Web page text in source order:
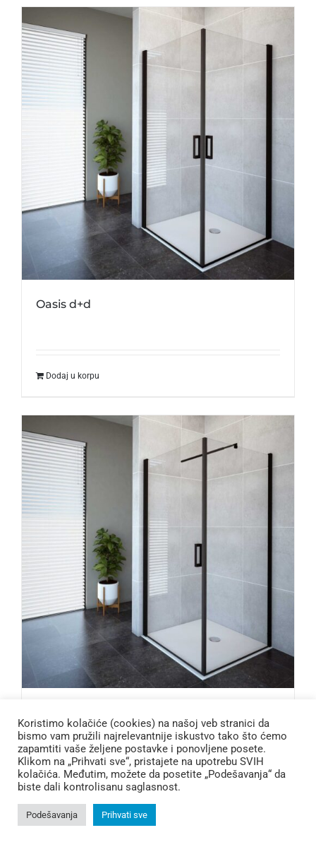
Oasis d+d
Dodaj u korpu
Dodaj u korpu
Koristimo kolačiće (cookies) na našoj veb stranici da
bismo vam pružili najrelevantnije iskustvo tako što ćemo
zapamtiti vaše željene postavke i ponovljene posete.
Klikom na „Prihvati sve“, pristajete na upotrebu SVIH
kolačića. Međutim, možete da posetite „Podešavanja“ da
biste dali kontrolisanu saglasnost.
Podešavanja Prihvati sve